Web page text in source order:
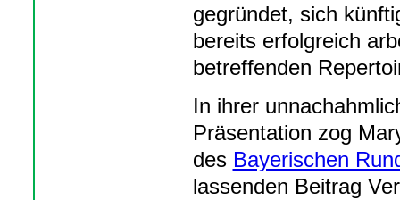
gegründet, sich
bereits erfolgreich
betreffenden
In ihrer
Präsentation zog
des Bayerischen
lassenden Beitrag